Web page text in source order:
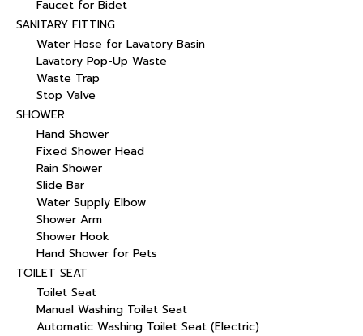
Faucet for Bidet
SANITARY FITTING
Water Hose for Lavatory Basin
Lavatory Pop-Up Waste
Waste Trap
Stop Valve
SHOWER
Hand Shower
Fixed Shower Head
Rain Shower
Slide Bar
Water Supply Elbow
Shower Arm
Shower Hook
Hand Shower for Pets
TOILET SEAT
Toilet Seat
Manual Washing Toilet Seat
Automatic Washing Toilet Seat (Electric)